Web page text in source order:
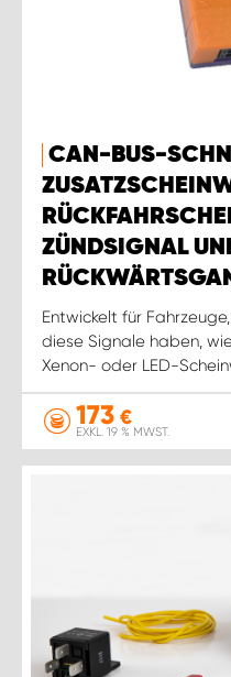
CAN-BUS-
ZÜNDSIGNAL
Entwickelt für
diese Signale haben,
Xenon- oder LED-
173 €
EXKL. 19 % MWST.